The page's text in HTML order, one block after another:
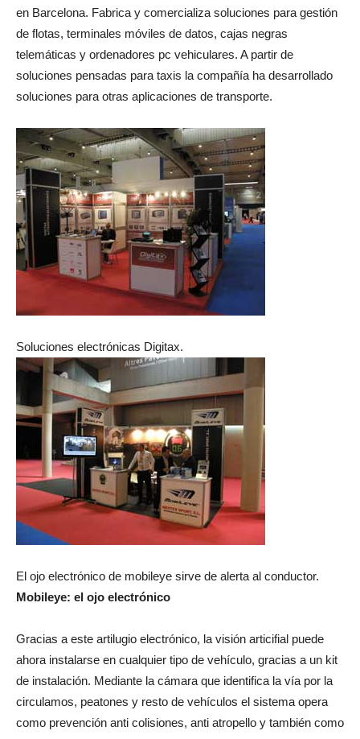
en Barcelona. Fabrica y comercializa soluciones para gestión
de flotas, terminales móviles de datos, cajas negras
telemáticas y ordenadores pc vehiculares. A partir de
soluciones pensadas para taxis la compañía ha desarrollado
soluciones para otras aplicaciones de transporte.
Soluciones electrónicas Digitax.
El ojo electrónico de mobileye sirve de alerta al conductor.
Mobileye: el ojo electrónico
Gracias a este artilugio electrónico, la visión articifial puede
ahora instalarse en cualquier tipo de vehículo, gracias a un kit
de instalación. Mediante la cámara que identifica la vía por la
circulamos, peatones y resto de vehículos el sistema opera
como prevención anti colisiones, anti atropello y también como